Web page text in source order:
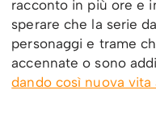
racconto in più ore e
sperare che la serie
personaggi e trame
accennate o sono
dando così nuova vita